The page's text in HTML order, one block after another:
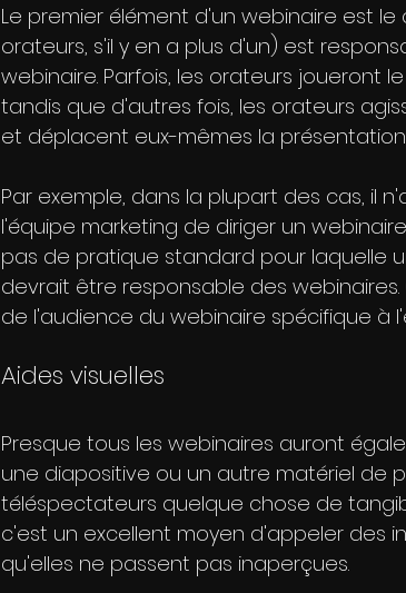
Le premier élément d'un webinaire est
orateurs, s'il y en a plus d'un) est
webinaire. Parfois, les orateurs joueront
tandis que d'autres fois, les orateurs
et déplacent eux-mêmes la présentation.
Par exemple, dans la plupart des cas, il
l'équipe marketing de diriger un
pas de pratique standard pour laquelle
devrait être responsable des
de l'audience du webinaire spécifique à
Aides visuelles
Presque tous les webinaires auront
une diapositive ou un autre matériel de
téléspectateurs quelque chose de
c'est un excellent moyen d'appeler des
qu'elles ne passent pas inaperçues.